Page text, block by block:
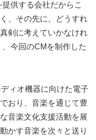
供する会社だからこ
、その先に、どうすれ
剣に考えていかなけれ
今回のCMを制作した
ィオ機器に向けた電子
おり、音楽を通じて豊
音楽文化支援活動を展
かす音楽を次々と送り